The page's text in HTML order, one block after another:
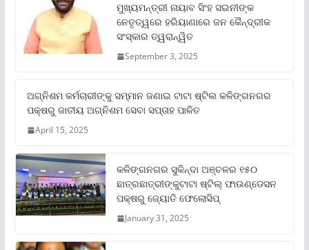
ମୁଖ୍ୟମନ୍ତ୍ରୀ ନାୟାବ ସିଂହ ସଇନୀଙ୍କ
ନେତୃତ୍ୱରେ ହରିୟାଣାରେ ଜନ କୈନ୍ଦ୍ରୀକ
ସଂସ୍କାର ତ୍ୱରାନ୍ୱିତ
September 3, 2025
ଅଗ୍ନିଶମ କର୍ମଚାରୀଙ୍କୁ ସମ୍ମାନ ଜଣାଇ ଟାଟା ଷ୍ଟିଲ କଳିଙ୍ଗନଗର
ପକ୍ଷରୁ ଜାତୀୟ ଅଗ୍ନିଶମ ସେବା ସପ୍ତାହ ପାଳିତ
April 15, 2025
କଳିଙ୍ଗନଗର ସୁକିନ୍ଦା ଅଞ୍ଚଳର ୧୫୦
ଛାତ୍ରଛାତ୍ରୀଙ୍କୁଟାଟା ଷ୍ଟିଲ୍ ଫାଉଣ୍ଡେସନ
ପକ୍ଷରୁ ଜ୍ୟୋତି ଫେଲୋସିପ୍‌
January 31, 2025